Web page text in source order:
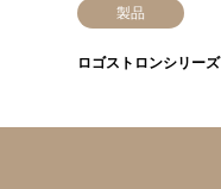
製品
ロゴストロンシリーズ